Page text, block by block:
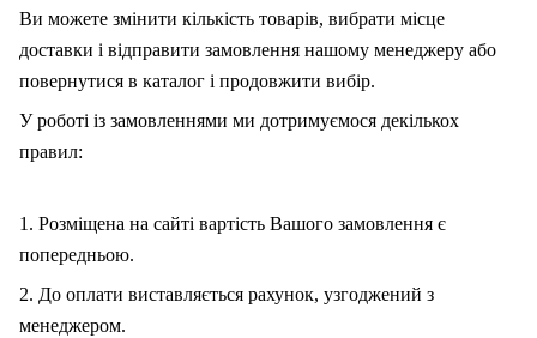
Ви можете змінити кількість товарів, вибрати місце
доставки і відправити замовлення нашому менеджеру або
повернутися в каталог і продовжити вибір.
У роботі із замовленнями ми дотримуємося декількох
правил:
1. Розміщена на сайті вартість Вашого замовлення є
попередньою.
2. До оплати виставляється рахунок, узгоджений з
менеджером.